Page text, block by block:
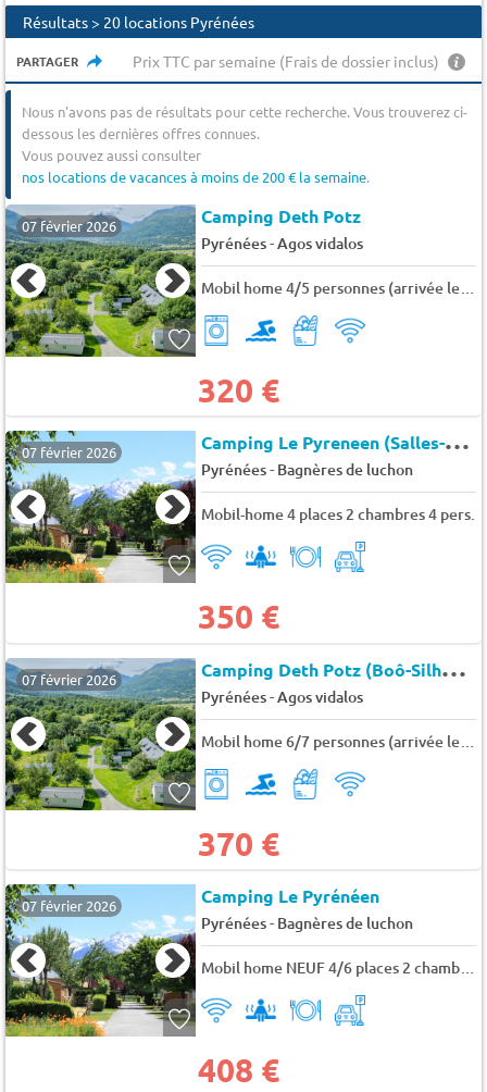
Résultats > 20 locations Pyrénées
PARTAGER Prix TTC par semaine (Frais de dossier inclus)
Nous n'avons pas de résultats pour cette recherche. Vous trouverez ci-
dessous les dernières offres connues.
Vous pouvez aussi consulter
nos locations de vacances à moins de 200 € la semaine.
07 février 2026 Camping Deth Potz
Pyrénées-Agos vidalos
320 €
07 février 2026 C
amping Le Pyreneen (Salles-et-Pratviel à 3 km)
Pyrénées- Bagnères de luchon
Mobil-home 4 places 2 chambres 4 pers.
350 €
07 février 2026 C
amping Deth Potz (Boô-Silhen à 7 km)
Pyrénées-Agos vidalos
370 €
07 février 2026 Camping Le Pyrénéen
Pyrénées- Bagnères de luchon
Mobil home NEUF 4/6 places 2 chambres + coin salon BERMUDES MODULO 2021 6 pers.
408 €